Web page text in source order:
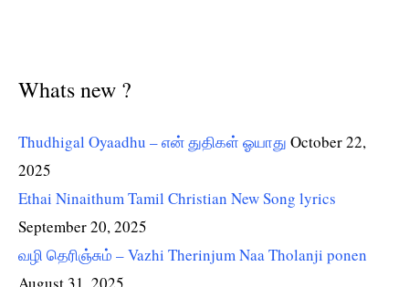
Whats new ?
Thudhigal Oyaadhu – என் துதிகள் ஓயாது October 22,
2025
Ethai Ninaithum Tamil Christian New Song lyrics
September 20, 2025
வழி தெரிஞ்சும் – Vazhi Therinjum Naa Tholanji ponen